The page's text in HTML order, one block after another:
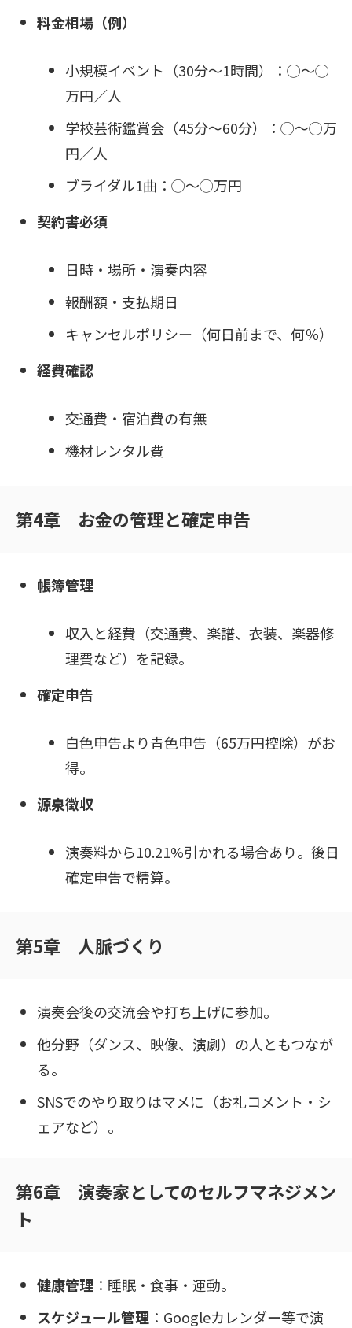
料金相場（例）
小規模イベント（30分〜1時間）：◯〜◯
万円／人
学校芸術鑑賞会（45分〜60分）：◯〜◯万
円／人
ブライダル1曲：◯〜◯万円
契約書必須
日時・場所・演奏内容
報酬額・支払期日
キャンセルポリシー（何日前まで、何％）
経費確認
交通費・宿泊費の有無
機材レンタル費
第4章 お金の管理と確定申告
帳簿管理
収入と経費（交通費、楽譜、衣装、楽器修
理費など）を記録。
確定申告
白色申告より青色申告（65万円控除）がお
得。
源泉徴収
演奏料から10.21%引かれる場合あり。後日
確定申告で精算。
第5章 人脈づくり
演奏会後の交流会や打ち上げに参加。
他分野（ダンス、映像、演劇）の人ともつなが
る。
SNSでのやり取りはマメに（お礼コメント・シ
ェアなど）。
第6章 演奏家としてのセルフマネジメン
ト
健康管理 ：睡眠・食事・運動。
スケジュール管理 ：Googleカレンダー等で演